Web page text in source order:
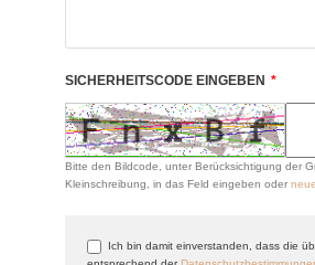
SICHERHEITSCODE EINGEBEN *
Bitte den Bildcode, unter Berücksichtigung der
Kleinschreibung, in das Feld eingeben oder
Ich bin damit einverstanden, dass die